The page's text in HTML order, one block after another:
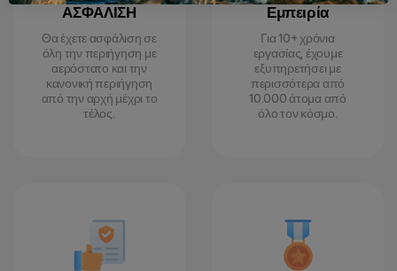
ΑΣΦΑΛΙΣΗ
Θα έχετε ασφάλιση σε
όλη την περιήγηση με
αερόστατο και την
κανονική περιήγηση
από την αρχή μέχρι το
τέλος.
Εμπειρία
Για 10+ χρόνια
εργασίας, έχουμε
εξυπηρετήσει με
περισσότερα από
10.000 άτομα από
όλο τον κόσμο.